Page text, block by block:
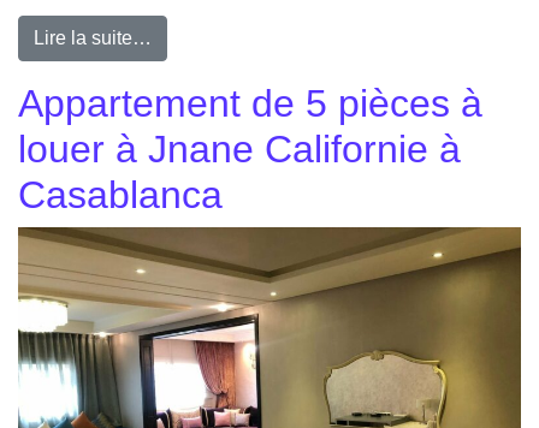
Lire la suite…
Appartement de 5 pièces à
louer à Jnane Californie à
Casablanca